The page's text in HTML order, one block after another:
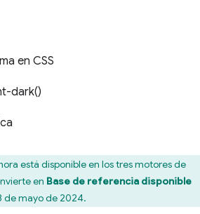
en CSS
dark()
está disponible en los tres motores de
en Base de referencia disponible
de mayo de 2024.